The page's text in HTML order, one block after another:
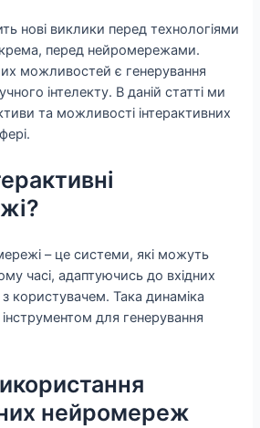
нові виклики перед технологіями
перед нейромережами.
можливостей є генерування
інтелекту. В даній статті ми
та можливості інтерактивних
– це системи, які можуть
часі, адаптуючись до вхідних
з користувачем. Така динаміка
інструментом для генерування
нейромереж